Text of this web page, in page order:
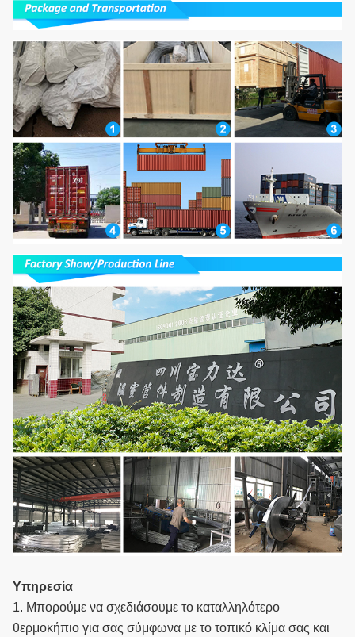
Υπηρεσία
1. Μπορούμε να σχεδιάσουμε το καταλληλότερο
θερμοκήπιο για σας σύμφωνα με το τοπικό κλίμα σας και